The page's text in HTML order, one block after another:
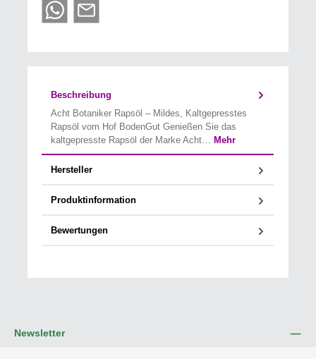
Beschreibung
Acht Botaniker Rapsöl – Mildes, Kaltgepresstes
Rapsöl vom Hof BodenGut Genießen Sie das
kaltgepresste Rapsöl der Marke Acht… Mehr
Hersteller
Produktinformation
Bewertungen
Newsletter